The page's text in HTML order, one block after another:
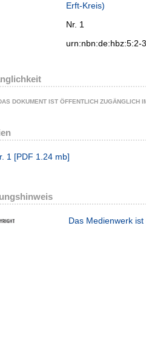
Erft-Kreis)
Nr. 1
urn:nbn:de:hbz:5:2-
DOKUMENT IST ÖFFENTLICH ZUGÄNGLICH
1 [PDF 1.24 mb]
Das Medienwerk